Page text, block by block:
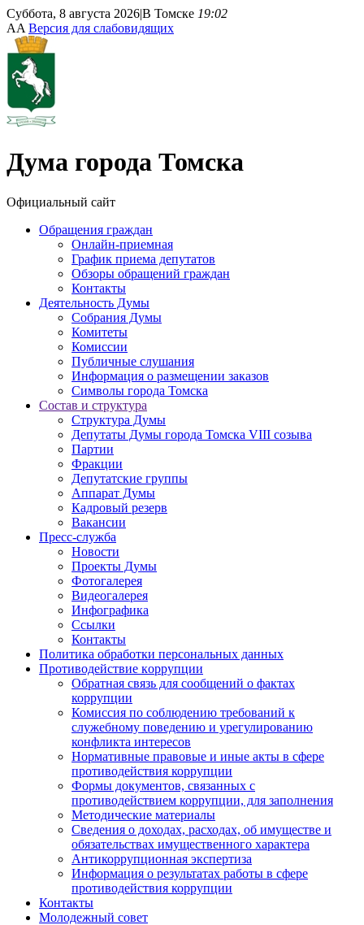
Суббота, 8 августа 2026|В Томске 19:02
AA Версия для слабовидящих
Дума города Томска
Официальный сайт
Обращения граждан
Онлайн-приемная
График приема депутатов
Обзоры обращений граждан
Контакты
Деятельность Думы
Собрания Думы
Комитеты
Комиссии
Публичные слушания
Информация о размещении заказов
Символы города Томска
Состав и структура
Структура Думы
Депутаты Думы города Томска VIII созыва
Партии
Фракции
Депутатские группы
Аппарат Думы
Кадровый резерв
Вакансии
Пресс-служба
Новости
Проекты Думы
Фотогалерея
Видеогалерея
Инфографика
Ссылки
Контакты
Политика обработки персональных данных
Прoтивoдeйствие кoрpупции
Обратная связь для сообщений о фактах
коррупции
Комиссия по соблюдению требований к
служебному поведению и урегулированию
конфликта интересов
Нормативные правовые и иные акты в сфере
противодействия коррупции
Формы документов, связанных с
противодействием коррупции, для заполнения
Методические материалы
Сведения о доходах, расходах, об имуществе и
обязательствах имущественного характера
Антикоррупционная экспертиза
Информация о результатах работы в сфере
противодействия коррупции
Контакты
Молодежный совет